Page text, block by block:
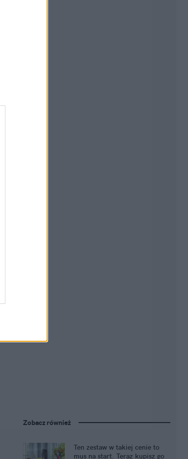
Zobacz również
Ten zestaw w takiej cenie to
mus na start. Teraz kupisz go